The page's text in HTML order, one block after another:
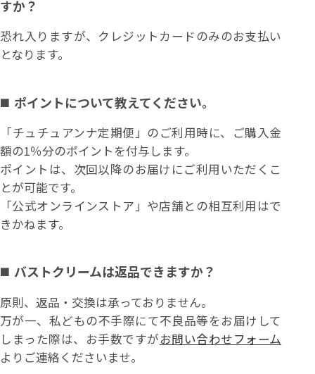
すか？
恐れ入りますが、クレジットカードのみのお支払い
となります。
ポイントについて教えてください。
「チュチュアンナ定期便」のご利用時に、ご購入金
額の1％分のポイントを付与します。
ポイントは、次回以降のお届けにご利用いただくこ
とが可能です。
「公式オンラインストア」や店舗との相互利用はで
きかねます。
バストクリームは返品できますか？
原則、返品・交換は承っておりません。
万が一、私どもの不手際にて不良品等をお届けして
しまった際は、お手数ですがお問い合わせフォーム
よりご連絡くださいませ。